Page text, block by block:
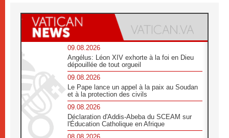
09.08.2026
Angélus: Léon XIV exhorte à la foi en Dieu
dépouillée de tout orgueil
09.08.2026
Le Pape lance un appel à la paix au Soudan
et à la protection des civils
09.08.2026
Déclaration d'Addis-Abeba du SCEAM sur
l'Éducation Catholique en Afrique